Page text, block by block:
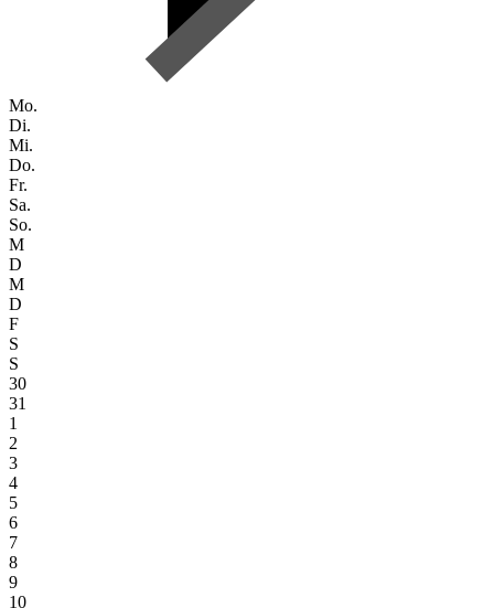
Mo.
Di.
Mi.
Do.
Fr.
Sa.
So.
M
D
M
D
F
S
S
30
31
1
2
3
4
5
6
7
8
9
10